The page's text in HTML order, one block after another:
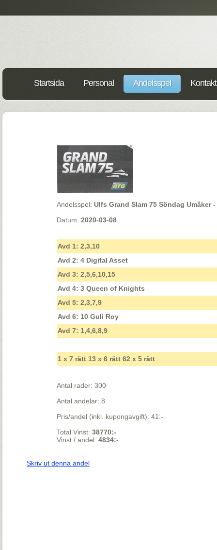
Startsida Personal Andelsspel
Andelsspel:Ulfs Grand Slam 75 Söndag Umåker
Datum:2020-03-08
Avd 1: 2,3,10
Avd 2: 4 Digital Asset
Avd 3: 2,5,6,10,15
Avd 4: 3 Queen of Knights
Avd 5: 2,3,7,9
Avd 6: 10 Guli Roy
Avd 7: 1,4,6,8,9
1 x 7 rätt 13 x 6 rätt 62 x 5 rätt
Antal rader: 300
Antal andelar: 8
Pris/andel (inkl. kupongavgift): 41:-
Total Vinst:38770:-
Vinst / andel:4834:-
Skriv ut denna andel